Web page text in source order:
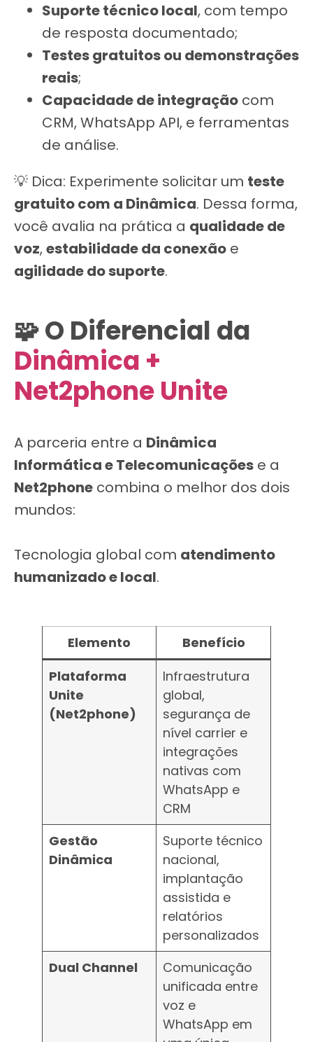
Suporte técnico local, com tempo
de resposta documentado;
Testes gratuitos ou demonstrações
reais;
Capacidade de integração com
CRM, WhatsApp API, e ferramentas
de análise.
💡 Dica: Experimente solicitar um teste
gratuito com a Dinâmica. Dessa forma,
você avalia na prática a qualidade de
voz,estabilidade da conexão e
agilidade do suporte.
🧩 O Diferencial da
Dinâmica +
Net2phone Unite
A parceria entre a Dinâmica
Informática e Telecomunicações e a
Net2phone combina o melhor dos dois
mundos:
Tecnologia global com atendimento
humanizado e local.
Elemento
Benefício
Plataforma
Unite
(Net2phone)
Infraestrutura
global,
segurança de
nível carrier e
integrações
nativas com
WhatsApp e
CRM
Gestão
Dinâmica
Suporte técnico
nacional,
implantação
assistida e
relatórios
personalizados
Dual Channel
Comunicação
unificada entre
voz e
WhatsApp em